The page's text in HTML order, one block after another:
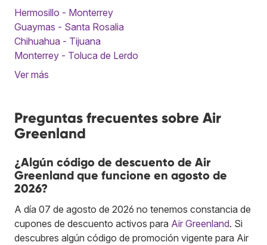
Hermosillo - Monterrey
Guaymas - Santa Rosalia
Chihuahua - Tijuana
Monterrey - Toluca de Lerdo
Ver más
Preguntas frecuentes sobre Air
Greenland
¿Algún código de descuento de Air
Greenland que funcione en agosto de
2026?
A día 07 de agosto de 2026 no tenemos constancia de
cupones de descuento activos para Air Greenland. Si
descubres algún código de promoción vigente para Air